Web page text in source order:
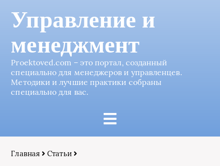
Управление и
менеджмент
Proektoved.com – это портал, созданный
специально для менеджеров и управленцев.
Методики и лучшие практики собраны
специально для вас.
Главная Статьи